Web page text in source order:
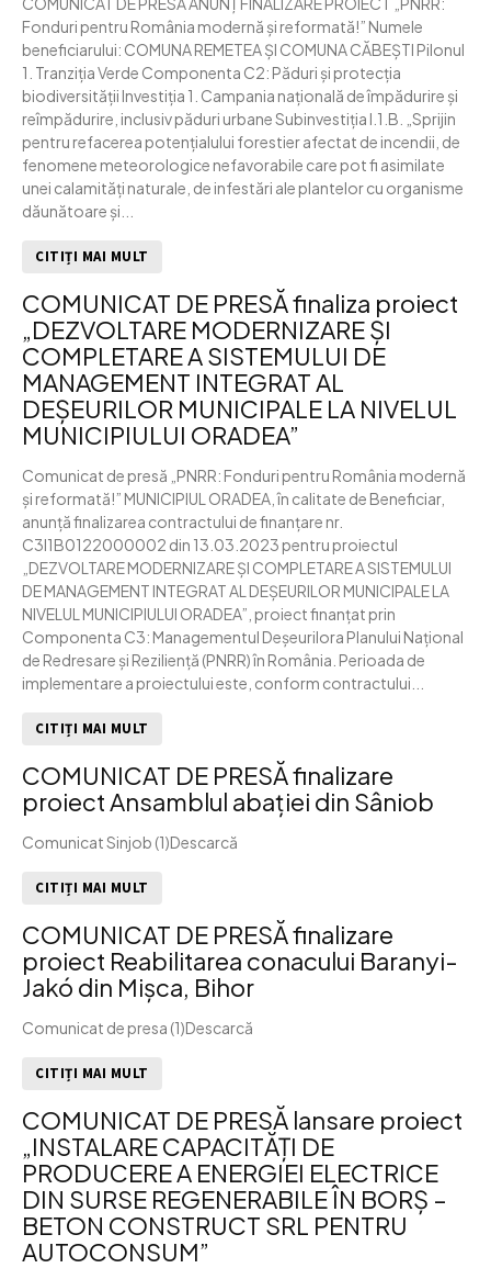
Fonduri pentru România modernă și reformată!” Numele
beneficiarului: COMUNA REMETEA ȘI COMUNA CĂBEȘTI Pilonul
1. Tranziția Verde Componenta C2: Păduri și protecția
biodiversității Investiția 1. Campania națională de împădurire și
reîmpădurire, inclusiv păduri urbane Subinvestiția I.1.B. „Sprijin
pentru refacerea potențialului forestier afectat de incendii, de
fenomene meteorologice nefavorabile care pot fi asimilate
unei calamități naturale, de infestări ale plantelor cu organisme
dăunătoare și...
CITIȚI MAI MULT
COMUNICAT DE PRESĂ finaliza proiect
„DEZVOLTARE MODERNIZARE ȘI
COMPLETARE A SISTEMULUI DE
MANAGEMENT INTEGRAT AL
DEȘEURILOR MUNICIPALE LA NIVELUL
MUNICIPIULUI ORADEA”
Comunicat de presă „PNRR: Fonduri pentru România modernă
și reformată!” MUNICIPIUL ORADEA, în calitate de Beneficiar,
anunță finalizarea contractului de finanțare nr.
C3I1B0122000002 din 13.03.2023 pentru proiectul
„DEZVOLTARE MODERNIZARE ȘI COMPLETARE A SISTEMULUI
DE MANAGEMENT INTEGRAT AL DEȘEURILOR MUNICIPALE LA
NIVELUL MUNICIPIULUI ORADEA”, proiect finanțat prin
Componenta C3: Managementul Deșeurilora Planului Național
de Redresare și Reziliență (PNRR) în România. Perioada de
implementare a proiectului este, conform contractului...
CITIȚI MAI MULT
COMUNICAT DE PRESĂ finalizare
proiect Ansamblul abației din Sâniob
Comunicat Sinjob (1)Descarcă
CITIȚI MAI MULT
COMUNICAT DE PRESĂ finalizare
proiect Reabilitarea conacului Baranyi-
Jakó din Mișca, Bihor
Comunicat de presa (1)Descarcă
CITIȚI MAI MULT
COMUNICAT DE PRESĂ lansare proiect
„INSTALARE CAPACITĂȚI DE
PRODUCERE A ENERGIEI ELECTRICE
DIN SURSE REGENERABILE ÎN BORȘ –
BETON CONSTRUCT SRL PENTRU
AUTOCONSUM”